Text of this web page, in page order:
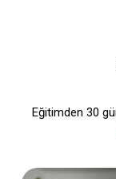
Eğitimden 30